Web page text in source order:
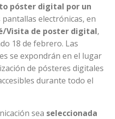
póster digital por un
pantallas electrónicas, en
Visita de poster digital,
18 de febrero. Las
se expondrán en el lugar
de pósteres digitales
durante todo el
sea seleccionada